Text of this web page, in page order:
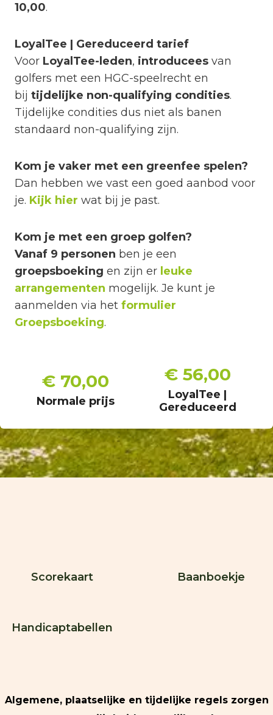
10,00.
LoyalTee | Gereduceerd tarief
Voor LoyalTee-leden, introducees van
golfers met een HGC-speelrecht en
bij tijdelijke non-qualifying condities.
Tijdelijke condities dus niet als banen
standaard non-qualifying zijn.
Kom je vaker met een greenfee spelen?
Dan hebben we vast een goed aanbod voor
je. Kijk hier wat bij je past.
Kom je met een groep golfen?
Vanaf 9 personen ben je een
groepsboeking en zijn er leuke
arrangementen mogelijk. Je kunt je
aanmelden via het formulier
Groepsboeking.
€ 70,00
Normale prijs
€ 56,00
LoyalTee |
Gereduceerd
Scorekaart Baanboekje
Handicaptabellen
Algemene, plaatselijke en tijdelijke regels zorgen